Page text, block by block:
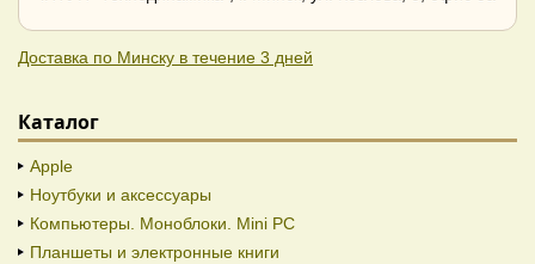
Доставка по Минску в течение 3 дней
Каталог
Apple
Ноутбуки и аксессуары
Компьютеры. Моноблоки. Mini PC
Планшеты и электронные книги